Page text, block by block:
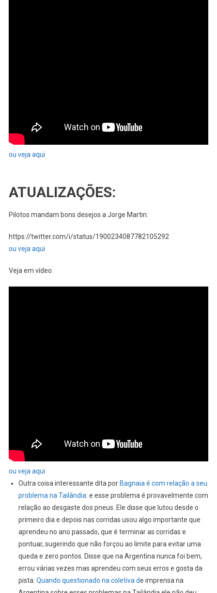
ou veja aqui
ATUALIZAÇÕES:
Pilotos mandam bons desejos a Jorge Martin:
https://twitter.com/i/status/1900234087782105292
ou veja aqui
Veja em vídeo:
ou veja aqui
Outra coisa interessante dita por Bagnaia é com relação a seu
problema na Tailândia: e esse problema é provavelmente com
relação ao desgaste dos pneus. Ele disse que lutou desde o
primeiro dia e depois nas corridas usou algo importante que
aprendeu no ano passado, que é terminar as corridas e
pontuar, sugerindo que não forçou ao limite para evitar uma
queda e zero pontos. Disse que na Argentina nunca foi bem,
errou várias vezes mas aprendeu com seus erros e gosta da
pista. Quando questionado na coletiva de imprensa na